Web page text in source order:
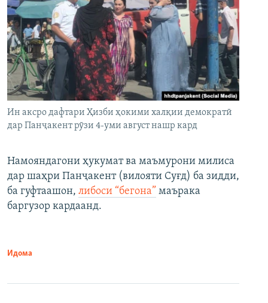
Ин аксро дафтари Ҳизби ҳокими халқии демократӣ
дар Панҷакент рӯзи 4-уми август нашр кард
Намояндагони ҳукумат ва маъмурони милиса
дар шаҳри Панҷакент (вилояти Суғд) ба зидди,
ба гуфтаашон, либоси “бегона” маърака
баргузор кардаанд.
Идома